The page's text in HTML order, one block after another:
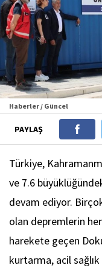
Haberler / Güncel
PAYLAŞ
Türkiye,
ve 7.6
devam ediyor.
olan depremlerin
harekete geçen
kurtarma, acil